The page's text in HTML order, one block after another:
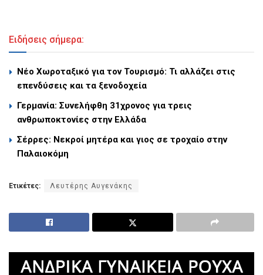
Ειδήσεις σήμερα:
Νέο Χωροταξικό για τον Τουρισμό: Τι αλλάζει στις
επενδύσεις και τα ξενοδοχεία
Γερμανία: Συνελήφθη 31χρονος για τρεις
ανθρωποκτονίες στην Ελλάδα
Σέρρες: Νεκροί μητέρα και γιος σε τροχαίο στην
Παλαιοκόμη
Ετικέτες: Λευτέρης Αυγενάκης